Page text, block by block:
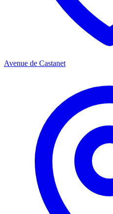
Avenue de Castanet